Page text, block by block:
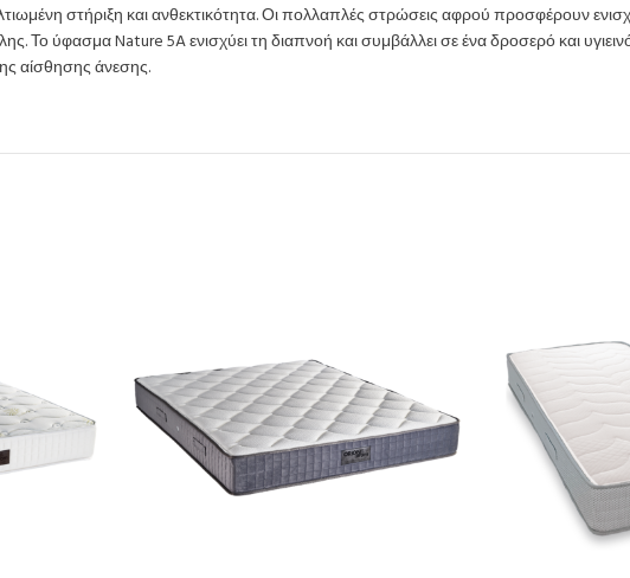
στήριξη και ανθεκτικότητα. Οι πολλαπλές στρώσεις αφρού προσφέρουν
Το ύφασμα Nature 5A ενισχύει τη διαπνοή και συμβάλλει σε ένα δροσερό και
αίσθησης άνεσης.